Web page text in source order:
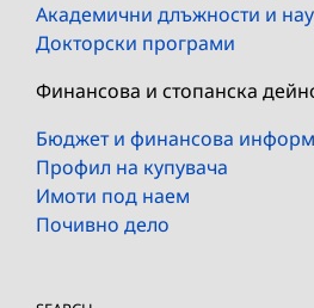
Академични длъжности и
Докторски програми
Финансова и стопанска
Бюджет и финансова
Профил на купувача
Имоти под наем
Почивно дело